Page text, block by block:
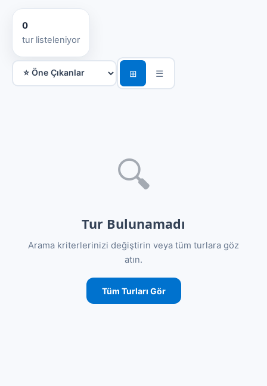
0
tur listeleniyor
⊞ ☰
🔍
Tur Bulunamadı
Arama kriterlerinizi değiştirin veya tüm turlara göz
atın.
Tüm Turları Gör